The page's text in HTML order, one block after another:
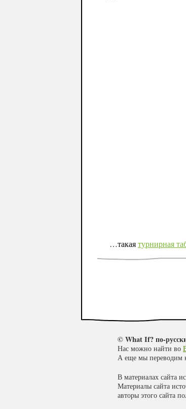
…такаятурнирная
© What If? по-
Нас можно найти во
А еще мы переводим
В материалах сайта
Материалы сайта
авторы этого сайта